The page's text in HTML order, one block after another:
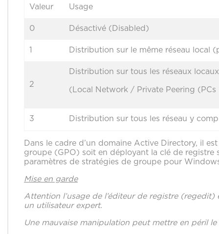
Valeur Usage
0 Désactivé (Disabled)
1 Distribution sur le même réseau local
2
Distribution sur tous les réseaux
(Local Network / Private Peering
3 Distribution sur tous les réseau y
Dans le cadre d’un domaine Active Directory, il
groupe (GPO) soit en déployant la clé de registre
paramètres de stratégies de groupe pour
Mise en garde
Attention l’usage de l’éditeur de registre
un utilisateur expert.
Une mauvaise manipulation peut mettre en péril le